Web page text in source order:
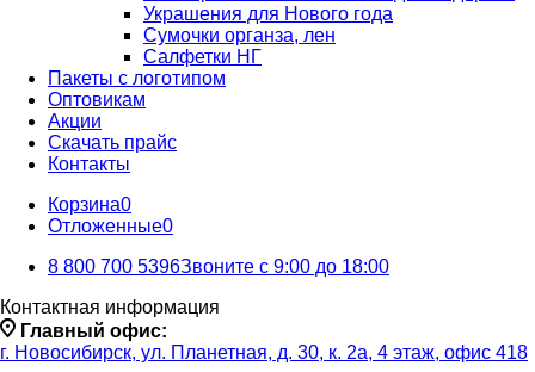
Украшения для Нового года
Сумочки органза, лен
Салфетки НГ
Пакеты с логотипом
Оптовикам
Акции
Скачать прайс
Контакты
Корзина0
Отложенные0
8 800 700 5396Звоните с 9:00 до 18:00
Контактная информация
Главный офис:
г. Новосибирск, ул. Планетная, д. 30, к. 2а, 4 этаж, офис 418